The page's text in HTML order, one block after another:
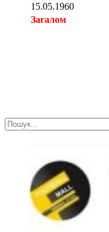
15.05.1960
Загалом